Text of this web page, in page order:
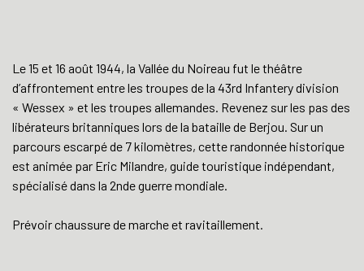
Le 15 et 16 août 1944, la Vallée du Noireau fut le théâtre
d’affrontement entre les troupes de la 43rd Infantery division
« Wessex » et les troupes allemandes. Revenez sur les pas des
libérateurs britanniques lors de la bataille de Berjou. Sur un
parcours escarpé de 7 kilomètres, cette randonnée historique
est animée par Eric Milandre, guide touristique indépendant,
spécialisé dans la 2nde guerre mondiale.
Prévoir chaussure de marche et ravitaillement.